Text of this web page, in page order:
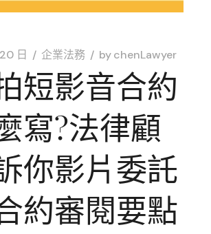
日 企業法務 bychenLawyer
短影音合約
寫?法律顧
你影片委託
約審閱要點